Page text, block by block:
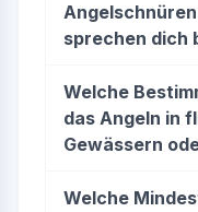
sprechen dich
Welche
das Angeln in
Gewässern
Welche